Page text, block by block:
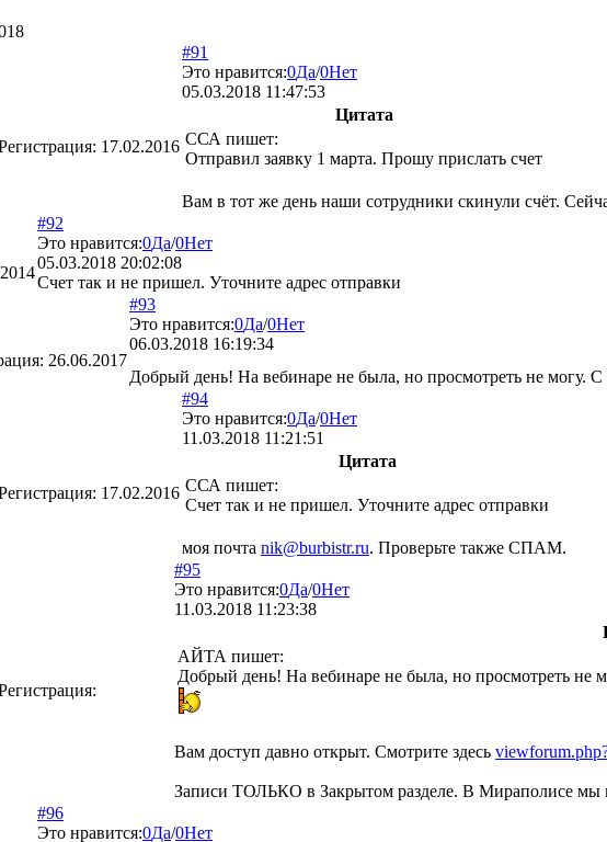
17.02.2016
#91
Это нравится:0Да/0Нет
05.03.2018 11:47:53
Цитата
ССА пишет:
Отправил заявку 1 марта. Прошу прислать счет
Вам в тот же день наши сотрудники скинули счёт.
#92
Это нравится:0Да/0Нет
05.03.2018 20:02:08
Счет так и не пришел. Уточните адрес отправки
26.06.2017
#93
Это нравится:0Да/0Нет
06.03.2018 16:19:34
Добрый день! На вебинаре не была, но просмотреть не могу.
17.02.2016
#94
Это нравится:0Да/0Нет
11.03.2018 11:21:51
Цитата
ССА пишет:
Счет так и не пришел. Уточните адрес отправки
моя почта nik@burbistr.ru. Проверьте также СПАМ.
#95
Это нравится:0Да/0Нет
11.03.2018 11:23:38
АЙТА пишет:
Добрый день! На вебинаре не была, но просмотреть не
Вам доступ давно открыт. Смотрите здесь
Записи ТОЛЬКО в Закрытом разделе. В Мираполисе мы
#96
Это нравится:0Да/0Нет